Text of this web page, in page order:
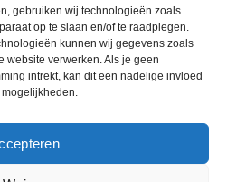
gebruiken wij technologieën zoals
op te slaan en/of te raadplegen.
kunnen wij gegevens zoals
website verwerken. Als je geen
intrekt, kan dit een nadelige invloed
Afzetpalen
Aanrijbeveiliging